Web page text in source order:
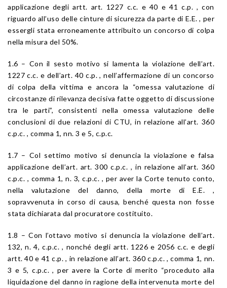
applicazione degli artt. art. 1227 c.c. e 40 e 41 c.p. , con
riguardo all’uso delle cinture di sicurezza da parte di E.E. , per
essergli stata erroneamente attribuito un concorso di colpa
nella misura del 50%.
1.6 – Con il sesto motivo si lamenta la violazione dell’art.
1227 c.c. e dell’art. 40 c.p. , nell’affermazione di un concorso
di colpa della vittima e ancora la “omessa valutazione di
circostanze di rilevanza decisiva fatte oggetto di discussione
tra le parti”, consistenti nella omessa valutazione delle
conclusioni di due relazioni di CTU, in relazione all’art. 360
c.p.c. , comma 1, nn. 3 e 5, c.p.c.
1.7 – Col settimo motivo si denuncia la violazione e falsa
applicazione dell’art. art. 300 c.p.c. , in relazione all’art. 360
c.p.c. , comma 1, n. 3, c.p.c. , per aver la Corte tenuto conto,
nella valutazione del danno, della morte di E.E. ,
sopravvenuta in corso di causa, benché questa non fosse
stata dichiarata dal procuratore costituito.
1.8 – Con l’ottavo motivo si denuncia la violazione dell’art.
132, n. 4, c.p.c. , nonché degli artt. 1226 e 2056 c.c. e degli
artt. 40 e 41 c.p. , in relazione all’art. 360 c.p.c. , comma 1, nn.
3 e 5, c.p.c. , per avere la Corte di merito “proceduto alla
liquidazione del danno in ragione della intervenuta morte del